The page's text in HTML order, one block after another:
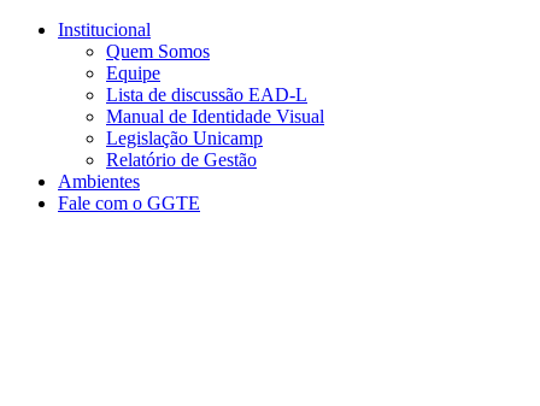
Conteúdo principal
Institucional
Quem Somos
Equipe
Lista de discussão EAD-L
Manual de Identidade Visual
Legislação Unicamp​
Relatório de Gestão
Ambientes
Fale com o GGTE